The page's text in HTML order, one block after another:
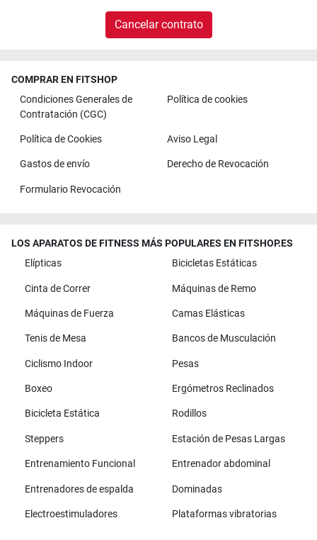
Cancelar contrato
COMPRAR EN FITSHOP
Condiciones Generales de
Contratación (CGC)
Política de cookies
Política de Cookies Aviso Legal
Gastos de envío Derecho de Revocación
Formulario Revocación
LOS APARATOS DE FITNESS MÁS POPULARES EN FITSHOP.ES
Elípticas
Bicicletas Estáticas
Cinta de Correr Máquinas de Remo
Máquinas de Fuerza Camas Elásticas
Tenis de Mesa Bancos de Musculación
Ciclismo Indoor Pesas
Boxeo Ergómetros Reclinados
Bicicleta Estática Rodillos
Steppers Estación de Pesas Largas
Entrenamiento Funcional Entrenador abdominal
Entrenadores de espalda Dominadas
Electroestimuladores Plataformas vibratorias